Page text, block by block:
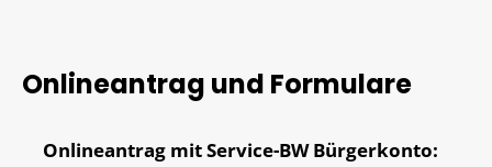
Onlineantrag und Formulare